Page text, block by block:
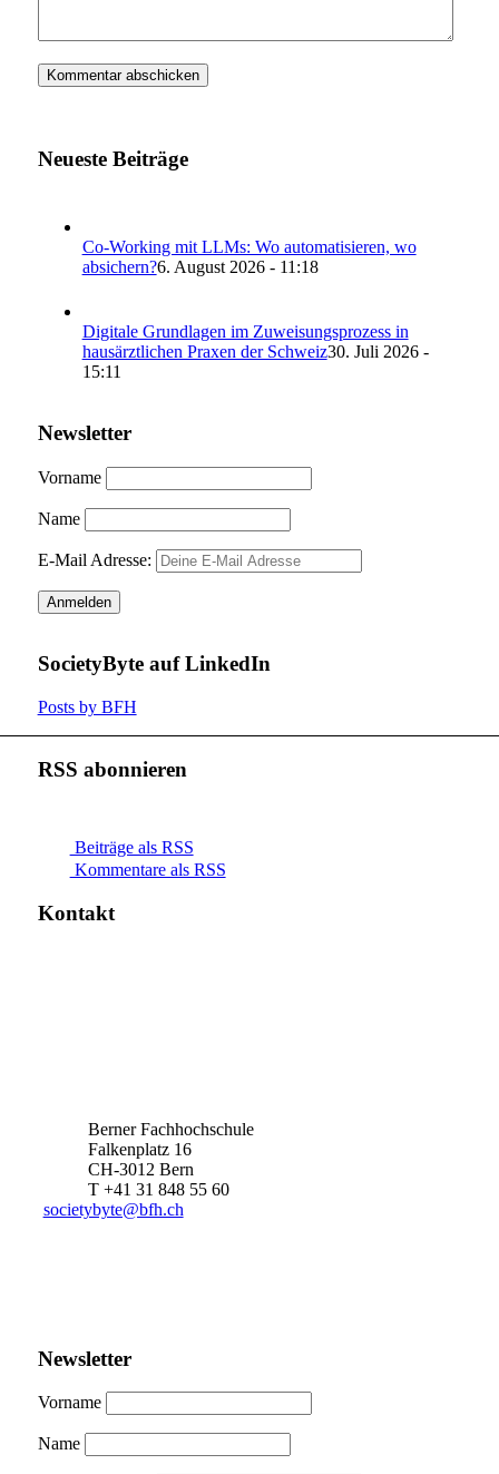
Neueste Beiträge
Co-Working mit LLMs: Wo automatisieren, wo
absichern?6. August 2026 - 11:18
Digitale Grundlagen im Zuweisungsprozess in
hausärztlichen Praxen der Schweiz30. Juli 2026 -
15:11
Newsletter
Vorname
Name
E-Mail Adresse:
SocietyByte auf LinkedIn
Posts by BFH
RSS abonnieren
Beiträge als RSS
Kommentare als RSS
Kontakt
Berner Fachhochschule
Falkenplatz 16
CH-3012 Bern
T +41 31 848 55 60
societybyte@bfh.ch
Newsletter
Vorname
Name